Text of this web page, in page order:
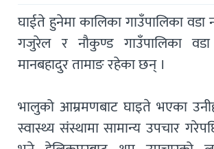
घाईते हुनेमा कालिका गाउँपालिका
गजुरेल र नौकुण्ड गाउँपालिका
मानबहादुर तामाङ रहेका छन् ।
भालुको आम्रमणबाट घाइते भएका
स्वास्थ्य संस्थामा सामान्य उपचार